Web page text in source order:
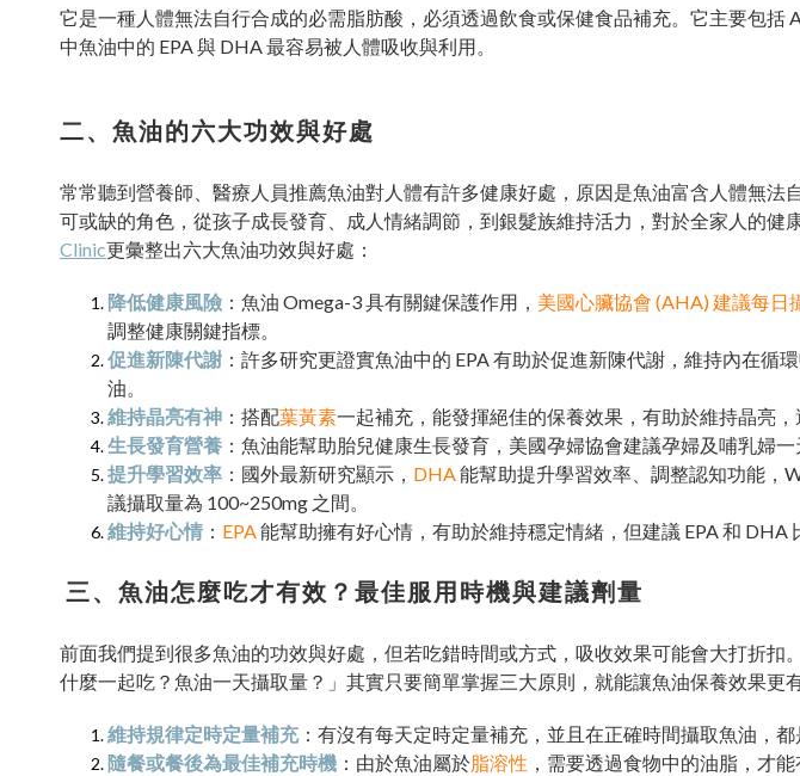
它是一種人體無法自行合成的必需脂肪酸，必須透過飲食或保健食品補充。它主要包括
中魚油中的 EPA 與 DHA 最容易被人體吸收與利用。
二、魚油的六大功效與好處
常常聽到營養師、醫療人員推薦魚油對人體有許多健康好處，原因是魚油富含人體無法
可或缺的角色，從孩子成長發育、成人情緒調節，到銀髮族維持活力，對於全家人的健
Clinic更彙整出六大魚油功效與好處：
降低健康風險 ：魚油 Omega-3 具有關鍵保護作用， 美國心臟協會 (AHA) 建議每日
調整健康關鍵指標。
促進新陳代謝 ：許多研究更證實魚油中的 EPA 有助於促進新陳代謝，維持內在循
油。
維持晶亮有神 ：搭配葉黃素一起補充，能發揮絕佳的保養效果，有助於維持晶亮，
生長發育營養 ：魚油能幫助胎兒健康生長發育，美國孕婦協會建議孕婦及哺乳婦
提升學習效率 ：國外最新研究顯示， DHA能幫助提升學習效率、調整認知功能，
議攝取量為 100~250mg 之間。
維持好心情 ： EPA能幫助擁有好心情，有助於維持穩定情緒，但建議 EPA 和 DHA
三、魚油怎麼吃才有效？最佳服用時機與建議劑量
前面我們提到很多魚油的功效與好處，但若吃錯時間或方式，吸收效果可能會大打折扣
什麼一起吃？魚油一天攝取量？」其實只要簡單掌握三大原則，就能讓魚油保養效果更
維持規律定時定量補充：有沒有每天定時定量補充，並且在正確時間攝取魚油，都
隨餐或餐後為最佳補充時機 ：由於魚油屬於脂溶性 ，需要透過食物中的油脂，才